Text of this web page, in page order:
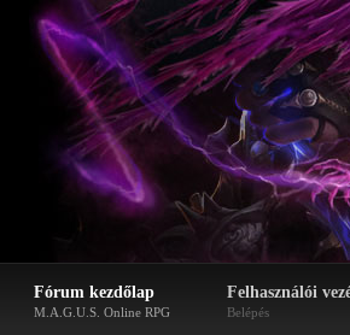
Fórum kezdőlap
M.A.G.U.S. Online RPG
Felhasználói
Belépés